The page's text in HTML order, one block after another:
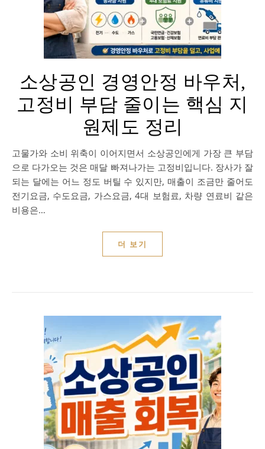
소상공인 경영안정 바우처,
고정비 부담 줄이는 핵심 지
원제도 정리
고물가와 소비 위축이 이어지면서 소상공인에게 가장 큰 부담
으로 다가오는 것은 매달 빠져나가는 고정비입니다. 장사가 잘
되는 달에는 어느 정도 버틸 수 있지만, 매출이 조금만 줄어도
전기요금, 수도요금, 가스요금, 4대 보험료, 차량 연료비 같은
비용은…
더 보기